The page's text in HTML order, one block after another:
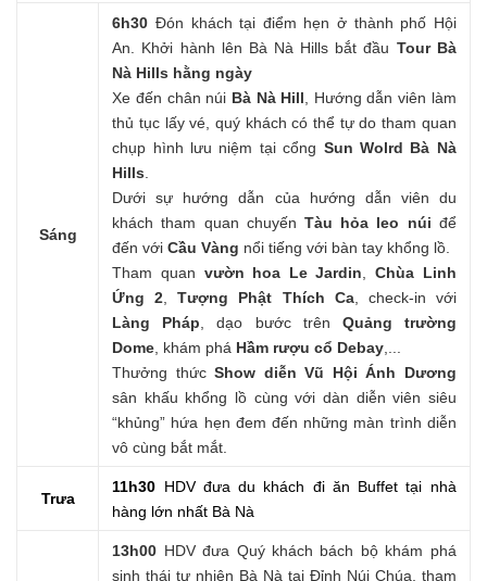
Sáng
6h30 Đón khách tại điểm hẹn ở thành phố Hội
An. Khởi hành lên Bà Nà Hills bắt đầu Tour Bà
Nà Hills hằng ngày
Xe đến chân núi Bà Nà Hill , Hướng dẫn viên làm
thủ tục lấy vé, quý khách có thể tự do tham quan
chụp hình lưu niệm tại cổng Sun Wolrd Bà Nà
Hills
Dưới sự hướng dẫn của hướng dẫn viên du
khách tham quan chuyến Tàu hỏa leo núi để
đến vớiCầu Vàng nổi tiếng với bàn tay khổng lồ.
Tham quan vườn hoa Le Jardin ,Chùa Linh
Ứng 2 ,Tượng Phật Thích Ca, check-in với
Làng Pháp , dạo bước trên Quảng trường
Dome , khám phá Hầm rượu cổ Debay
Thưởng thứcShow diễn Vũ Hội Ánh Dương
sân khấu khổng lồ cùng với dàn diễn viên siêu
“khủng” hứa hẹn đem đến những màn trình diễn
vô cùng bắt mắt.
Trưa
11h30 HDV đưa du khách đi ăn Buffet tại nhà
hàng lớn nhất Bà Nà
13h00 HDV đưa Quý khách bách bộ khám phá
sinh thái tự nhiên Bà Nà tại Đỉnh Núi Chúa, tham